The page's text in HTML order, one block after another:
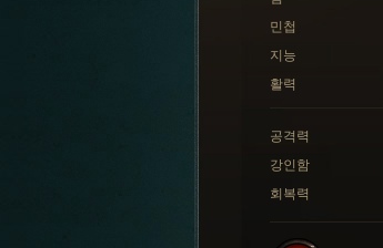
민첩
지능
활력
공격력
강인함
회복력